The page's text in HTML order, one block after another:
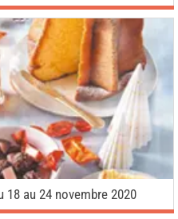
18 au 24 novembre 2020